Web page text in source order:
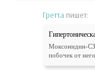
Гретта пишет:
Моксонидин-
побочек от